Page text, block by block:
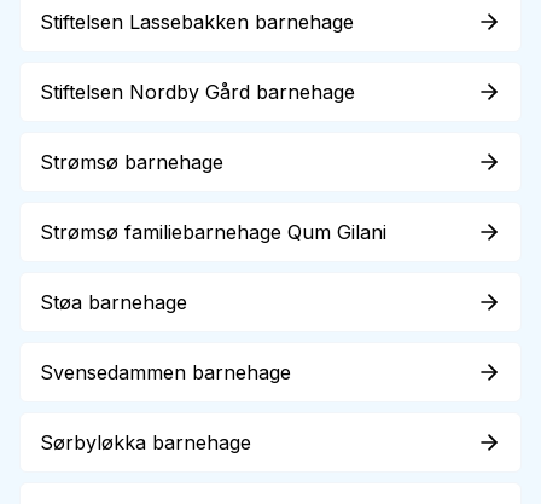
Stiftelsen Lassebakken barnehage
Stiftelsen Nordby Gård barnehage
Strømsø barnehage
Strømsø familiebarnehage Qum Gilani
Støa barnehage
Svensedammen barnehage
Sørbyløkka barnehage